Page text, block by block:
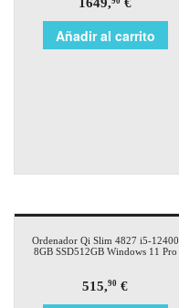
Añadir al carrito
Ordenador Qi Slim 4827 i5-12400
8GB SSD512GB Windows 11 Pro
515,90 €